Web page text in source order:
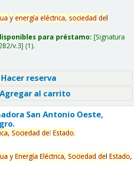
y energía eléctrica, sociedad del
para préstamo: Signatura
v.3 (1).
reserva
al carrito
San Antonio Oeste,
Sociedad del Estado.
y Energía Eléctrica, Sociedad del Estado,